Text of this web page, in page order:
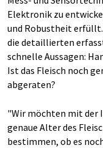
Elektronik zu
und Robustheit
die detaillierten
schnelle Aussagen:
Ist das Fleisch noch
abgeraten?
"Wir möchten mit der
genaue Alter des
bestimmen, ob es